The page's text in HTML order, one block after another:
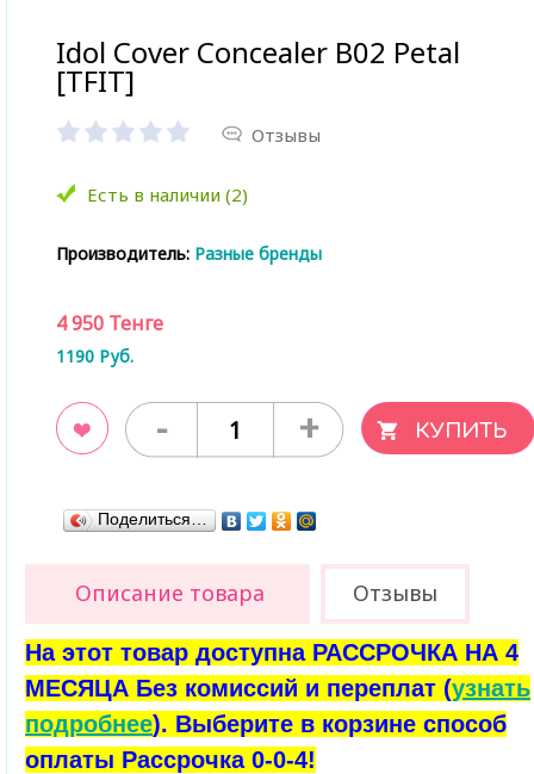
Idol Cover Concealer B02 Petal
[TFIT]
Отзывы
Есть в наличии (2)
Производитель: Разные бренды
4 950 Тенге
1190 Руб.
- +
Поделиться…
Описание товара Отзывы
На этот товар доступна РАССРОЧКА НА 4
МЕСЯЦА Без комиссий и переплат (узнать
подробнее). Выберите в корзине способ
оплаты Рассрочка 0-0-4!